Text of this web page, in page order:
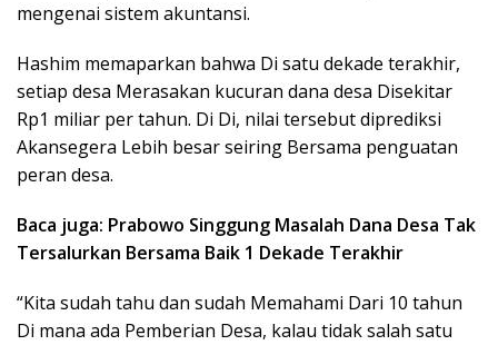
mengenai sistem akuntansi.
Hashim memaparkan bahwa Di satu dekade terakhir,
setiap desa Merasakan kucuran dana desa Disekitar
Rp1 miliar per tahun. Di Di, nilai tersebut diprediksi
Akansegera Lebih besar seiring Bersama penguatan
peran desa.
Baca juga: Prabowo Singgung Masalah Dana Desa Tak
Tersalurkan Bersama Baik 1 Dekade Terakhir
“Kita sudah tahu dan sudah Memahami Dari 10 tahun
Di mana ada Pemberian Desa, kalau tidak salah satu